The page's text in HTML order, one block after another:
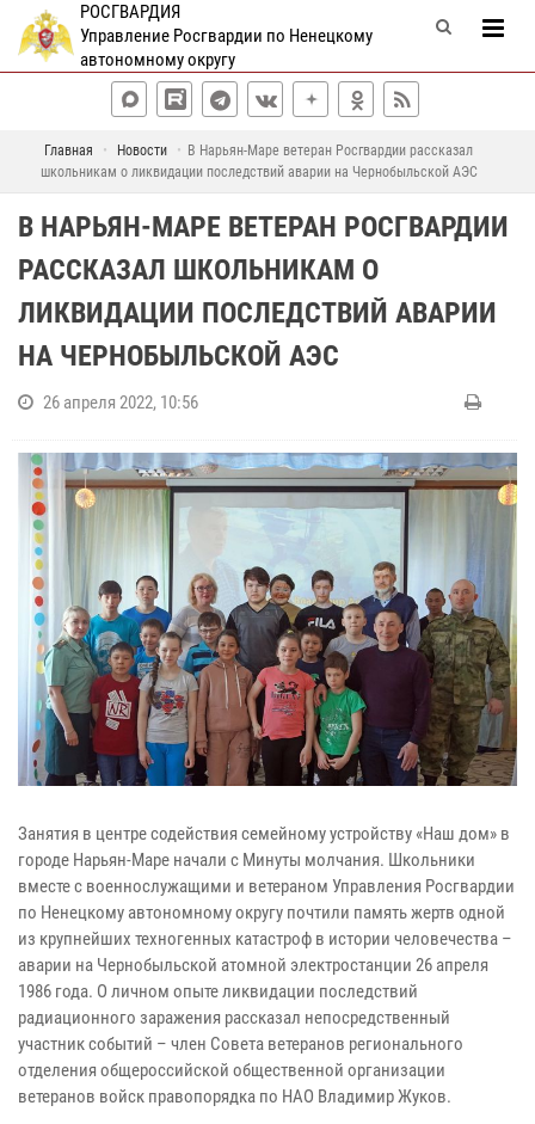
РОСГВАРДИЯ
Управление Росгвардии по Ненецкому
автономному округу
Главная Новости
В Нарьян-Маре ветеран Росгвардии рассказал
школьникам о ликвидации последствий аварии на Чернобыльской АЭС
В НАРЬЯН-МАРЕ ВЕТЕРАН РОСГВАРДИИ
РАССКАЗАЛ ШКОЛЬНИКАМ О
ЛИКВИДАЦИИ ПОСЛЕДСТВИЙ АВАРИИ
НА ЧЕРНОБЫЛЬСКОЙ АЭС
26 апреля 2022, 10:56
Занятия в центре содействия семейному устройству «Наш дом» в
городе Нарьян-Маре начали с Минуты молчания. Школьники
вместе с военнослужащими и ветераном Управления Росгвардии
по Ненецкому автономному округу почтили память жертв одной
из крупнейших техногенных катастроф в истории человечества –
аварии на Чернобыльской атомной электростанции 26 апреля
1986 года. О личном опыте ликвидации последствий
радиационного заражения рассказал непосредственный
участник событий – член Совета ветеранов регионального
отделения общероссийской общественной организации
ветеранов войск правопорядка по НАО Владимир Жуков.